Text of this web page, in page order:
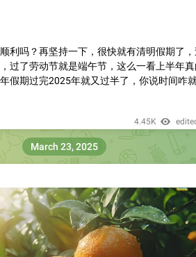
利吗？再坚持一下，很快就有清明假期了，
过了劳动节就是端午节，这么一看上半年真
假期过完2025年就又过半了，你说时间咋
4.45K
March 23, 2025